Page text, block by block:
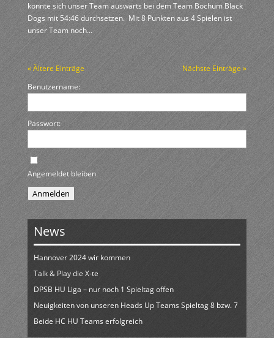
konnte sich unser Team auswärts bei dem Team Bochum Black
Dogs mit 54:46 durchsetzen. Mit 8 Punkten aus 4 Spielen ist
unser Team noch...
« Ältere Einträge
Nächste Einträge »
Benutzername:
Passwort:
Angemeldet bleiben
Anmelden
News
Hannover 2024 wir kommen
Talk & Play die X-te
DPSB HU Liga – nur noch 1 Spieltag offen
Neuigkeiten von unseren Heads Up Teams Spieltag 8 bzw. 7
Beide HC HU Teams erfolgreich